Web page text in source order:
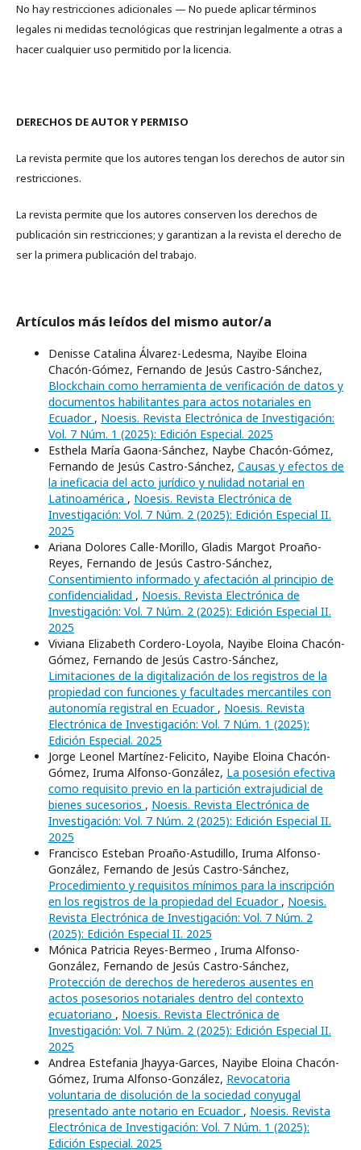
No hay restricciones adicionales — No puede aplicar términos
legales ni medidas tecnológicas que restrinjan legalmente a otras a
hacer cualquier uso permitido por la licencia.
DERECHOS DE AUTOR Y PERMISO
La revista permite que los autores tengan los derechos de autor sin
restricciones.
La revista permite que los autores conserven los derechos de
publicación sin restricciones; y garantizan a la revista el derecho de
ser la primera publicación del trabajo.
Artículos más leídos del mismo autor/a
Denisse Catalina Álvarez-Ledesma, Nayibe Eloina
Chacón-Gómez, Fernando de Jesús Castro-Sánchez,
Blockchain como herramienta de verificación de datos y
documentos habilitantes para actos notariales en
Ecuador , Noesis. Revista Electrónica de Investigación:
Vol. 7 Núm. 1 (2025): Edición Especial. 2025
Esthela María Gaona-Sánchez, Naybe Chacón-Gómez,
Fernando de Jesús Castro-Sánchez, Causas y efectos de
la ineficacia del acto jurídico y nulidad notarial en
Latinoamérica , Noesis. Revista Electrónica de
Investigación: Vol. 7 Núm. 2 (2025): Edición Especial II.
2025
Ariana Dolores Calle-Morillo, Gladis Margot Proaño-
Reyes, Fernando de Jesús Castro-Sánchez,
Consentimiento informado y afectación al principio de
confidencialidad , Noesis. Revista Electrónica de
Investigación: Vol. 7 Núm. 2 (2025): Edición Especial II.
2025
Viviana Elizabeth Cordero-Loyola, Nayibe Eloina Chacón-
Gómez, Fernando de Jesús Castro-Sánchez,
Limitaciones de la digitalización de los registros de la
propiedad con funciones y facultades mercantiles con
autonomía registral en Ecuador , Noesis. Revista
Electrónica de Investigación: Vol. 7 Núm. 1 (2025):
Edición Especial. 2025
Jorge Leonel Martínez-Felicito, Nayibe Eloina Chacón-
Gómez, Iruma Alfonso-González, La posesión efectiva
como requisito previo en la partición extrajudicial de
bienes sucesorios , Noesis. Revista Electrónica de
Investigación: Vol. 7 Núm. 2 (2025): Edición Especial II.
2025
Francisco Esteban Proaño-Astudillo, Iruma Alfonso-
González, Fernando de Jesús Castro-Sánchez,
Procedimiento y requisitos mínimos para la inscripción
en los registros de la propiedad del Ecuador , Noesis.
Revista Electrónica de Investigación: Vol. 7 Núm. 2
(2025): Edición Especial II. 2025
Mónica Patricia Reyes-Bermeo , Iruma Alfonso-
González, Fernando de Jesús Castro-Sánchez,
Protección de derechos de herederos ausentes en
actos posesorios notariales dentro del contexto
ecuatoriano , Noesis. Revista Electrónica de
Investigación: Vol. 7 Núm. 2 (2025): Edición Especial II.
2025
Andrea Estefania Jhayya-Garces, Nayibe Eloina Chacón-
Gómez, Iruma Alfonso-González, Revocatoria
voluntaria de disolución de la sociedad conyugal
presentado ante notario en Ecuador , Noesis. Revista
Electrónica de Investigación: Vol. 7 Núm. 1 (2025):
Edición Especial. 2025